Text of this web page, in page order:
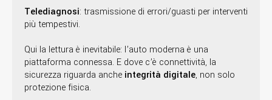
Telediagnosi: trasmissione di errori/guasti per interventi
più tempestivi.
Qui la lettura è inevitabile: l’auto moderna è una
piattaforma connessa. E dove c’è connettività, la
sicurezza riguarda anche integrità digitale, non solo
protezione fisica.